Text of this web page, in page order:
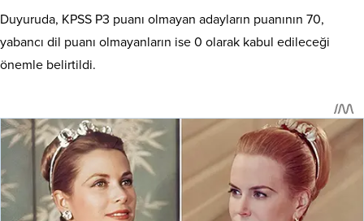
Duyuruda, KPSS P3 puanı olmayan adayların puanının 70,
yabancı dil puanı olmayanların ise 0 olarak kabul edileceği
önemle belirtildi.